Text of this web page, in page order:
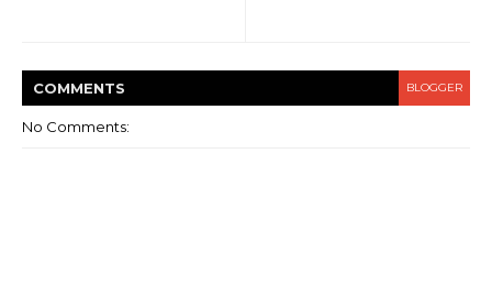
COMMENTS BLOGGER
No Comments: